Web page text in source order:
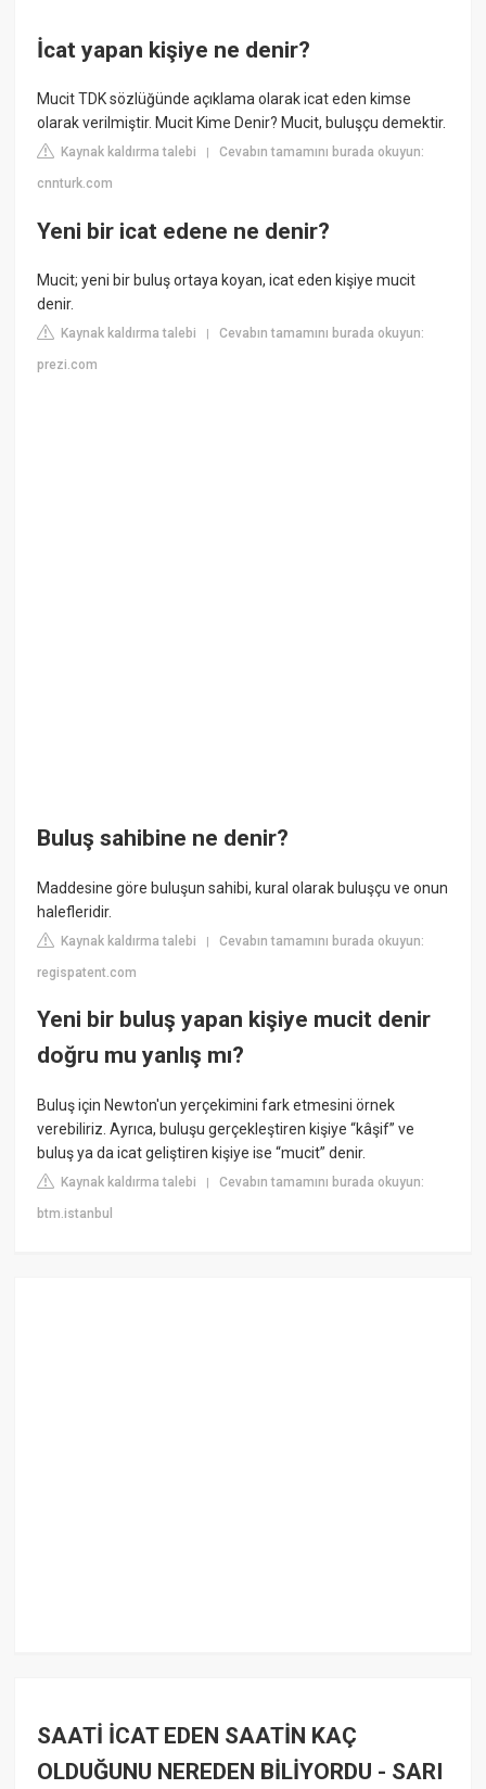
İcat yapan kişiye ne denir?
Mucit TDK sözlüğünde açıklama olarak icat eden kimse
olarak verilmiştir. Mucit Kime Denir? Mucit, buluşçu demektir.
Kaynak kaldırma talebi |Cevabın tamamını burada okuyun:
cnnturk.com
Yeni bir icat edene ne denir?
Mucit; yeni bir buluş ortaya koyan, icat eden kişiye mucit
denir.
Kaynak kaldırma talebi |Cevabın tamamını burada okuyun:
prezi.com
Buluş sahibine ne denir?
Maddesine göre buluşun sahibi, kural olarak buluşçu ve onun
halefleridir.
Kaynak kaldırma talebi |Cevabın tamamını burada okuyun:
regispatent.com
Yeni bir buluş yapan kişiye mucit denir
doğru mu yanlış mı?
Buluş için Newton'un yerçekimini fark etmesini örnek
verebiliriz. Ayrıca, buluşu gerçekleştiren kişiye “kâşif” ve
buluş ya da icat geliştiren kişiye ise “mucit” denir.
Kaynak kaldırma talebi |Cevabın tamamını burada okuyun:
btm.istanbul
SAATİ İCAT EDEN SAATİN KAÇ
OLDUĞUNU NEREDEN BİLİYORDU - SARI